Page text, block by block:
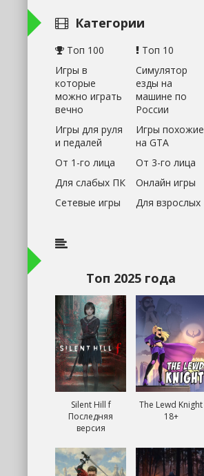
Категории
Топ 100
Топ 10
Игры в
которые
можно играть
вечно
Симулятор
езды на
машине по
России
Игры для руля
и педалей
Игры похожие
на GTA
От 1-го лица
От 3-го лица
Для слабых ПК
Онлайн игры
Сетевые игры
Для взрослых
Топ 2025 года
Silent Hill f
Последняя
версия
The Lewd Knight
18+